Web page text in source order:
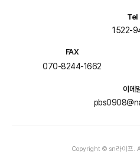
Tel
1522-
FAX
070-8244-1662
이메
Copyright © sn라이프.